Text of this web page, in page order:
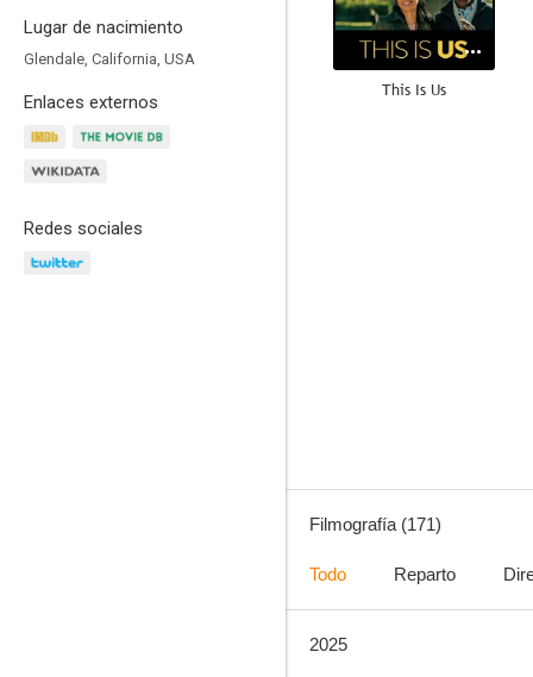
Lugar de nacimiento
Glendale, California, USA
Enlaces externos
Redes sociales
This Is Us
Filmografía (171)
Todo Reparto
2025